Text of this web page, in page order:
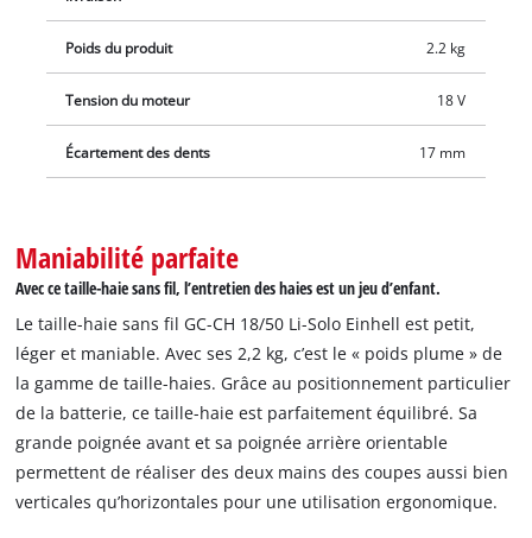
Poids du produit 2.2 kg
Tension du moteur 18 V
Écartement des dents 17 mm
Maniabilité parfaite
Avec ce taille-haie sans fil, l’entretien des haies est un jeu d’enfant.
Le taille-haie sans fil GC-CH 18/50 Li-Solo Einhell est petit,
léger et maniable. Avec ses 2,2 kg, c’est le « poids plume » de
la gamme de taille-haies. Grâce au positionnement particulier
de la batterie, ce taille-haie est parfaitement équilibré. Sa
grande poignée avant et sa poignée arrière orientable
permettent de réaliser des deux mains des coupes aussi bien
verticales qu’horizontales pour une utilisation ergonomique.